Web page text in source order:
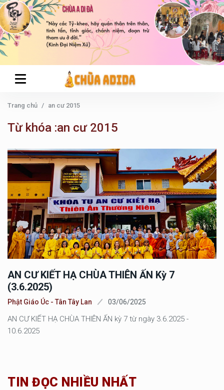
Trang chủ an cư 2015
Từ khóa :an cư 2015
AN CƯ KIẾT HẠ CHÙA THIÊN ẤN Kỳ 7
(3.6.2025)
Phật Giáo Úc - Tân Tây Lan 03/06/2025
AN CƯ KIẾT HẠ CHÙA THIÊN ẤN kỳ 7 từ ngày 3.6.2025 -
10.6.2025
TIN ĐỌC NHIỀU NHẤT